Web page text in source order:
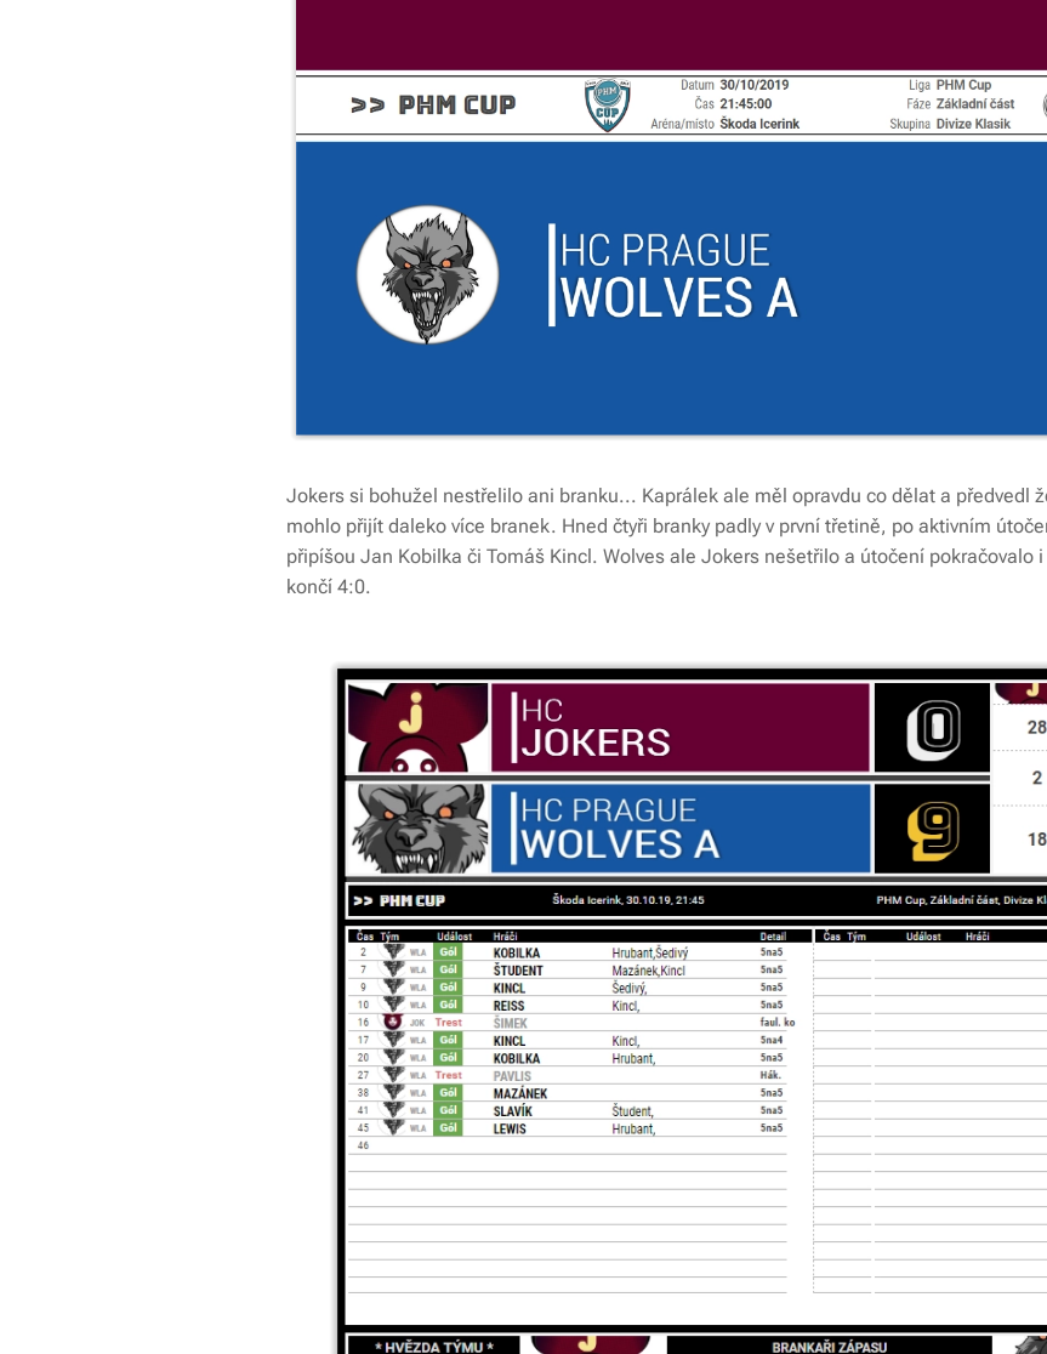
Jokers si bohužel nestřelilo ani branku... Kaprálek ale měl opravdu co dělat a předvedl
mohlo přijít daleko více branek. Hned čtyři branky padly v první třetině, po aktivním
připíšou Jan Kobilka či Tomáš Kincl. Wolves ale Jokers nešetřilo a útočení pokračovalo
končí 4:0.